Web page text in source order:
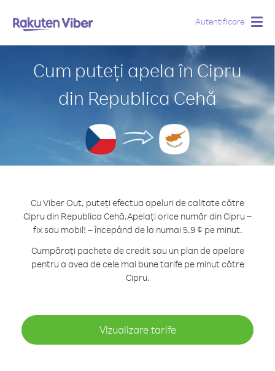
Autentificare
Cum puteți apela în Cipru
din Republica Cehă
Cu Viber Out, puteți efectua apeluri de calitate către
Cipru din Republica Cehă.Apelați orice număr din Cipru –
fix sau mobil! – începând de la numai 5.9 ¢ pe minut.
Cumpărați pachete de credit sau un plan de apelare
pentru a avea de cele mai bune tarife pe minut către
Cipru.
Vizualizare tarife